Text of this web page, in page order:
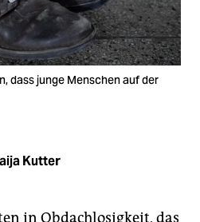
dass junge Menschen auf der
Kutter
in Obdachlosigkeit, das